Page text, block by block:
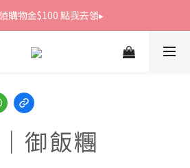
購物金$100 點我去領▸
購物金$100 點我去領▸
全館滿1800免運
御飯糰